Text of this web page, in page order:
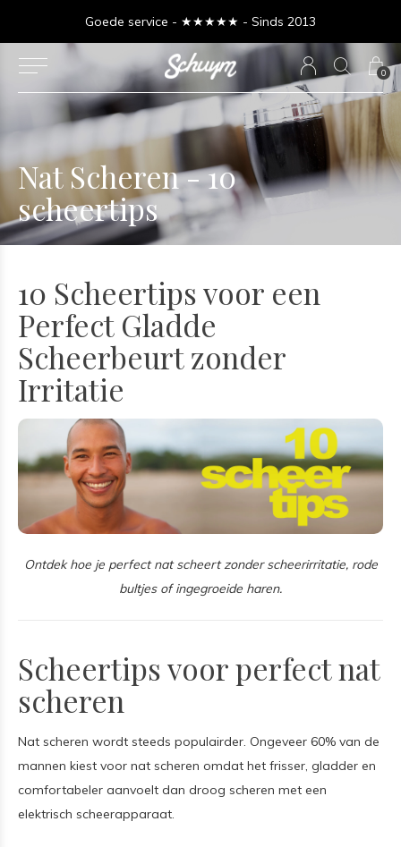
0
Goede service - ★★★★★ - Sinds 2013
Nat Scheren - 10
scheertips
10 Scheertips voor een
Perfect Gladde
Scheerbeurt zonder
Irritatie
Ontdek hoe je perfect nat scheert zonder scheerirritatie, rode
bultjes of ingegroeide haren.
Scheertips voor perfect nat
scheren
Nat scheren wordt steeds populairder. Ongeveer 60% van de
mannen kiest voor nat scheren omdat het frisser, gladder en
comfortabeler aanvoelt dan droog scheren met een
elektrisch scheerapparaat.